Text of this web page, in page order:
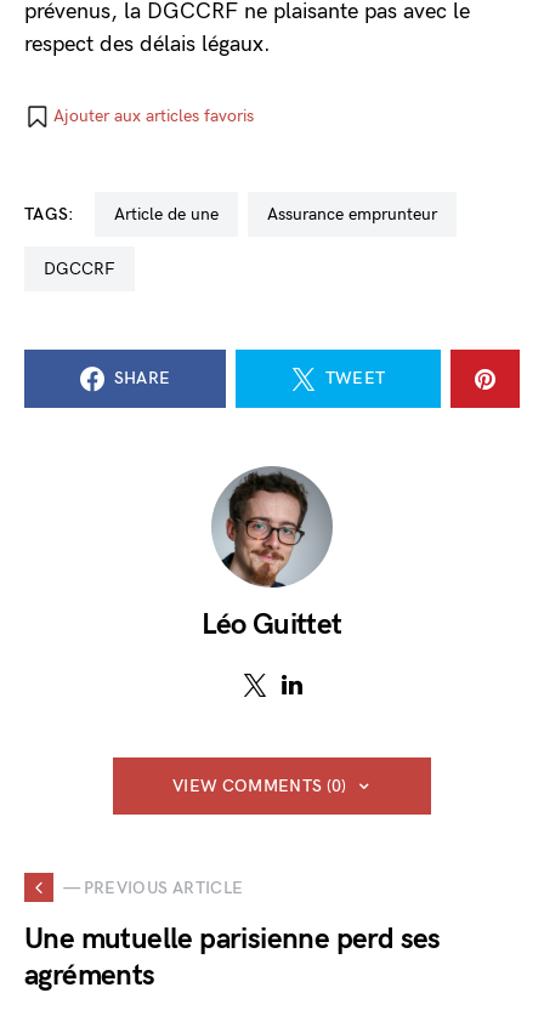
prévenus, la DGCCRF ne plaisante pas avec le
respect des délais légaux.
Ajouter aux articles favoris
TAGS: Article de une assurance emprunteur
DGCCRF
SHARE TWEET
Léo Guittet
VIEW COMMENTS (0)
— PREVIOUS ARTICLE
Une mutuelle parisienne perd ses
agréments